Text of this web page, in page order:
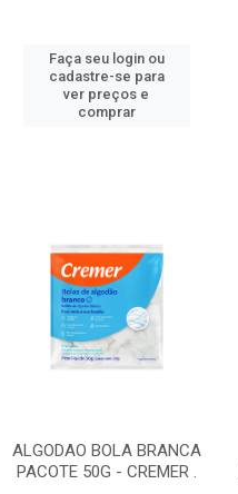
Faça seu login ou
cadastre-se para
ver preços e
comprar
ALGODAO BOLA BRANCA
PACOTE 50G - CREMER .